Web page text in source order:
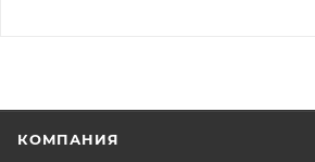
КОМПАНИЯ